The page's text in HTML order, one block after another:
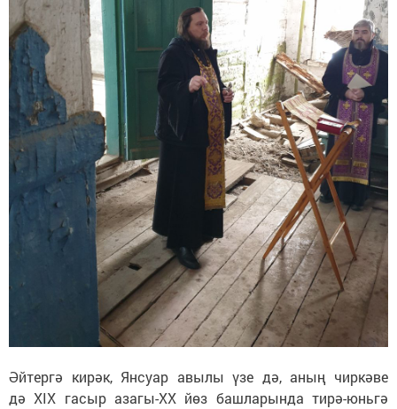
Әйтергә кирәк, Янсуар авылы үзе дә, аның чиркәве
дә XIX гасыр азагы-XX йөз башларында тирә-юньгә